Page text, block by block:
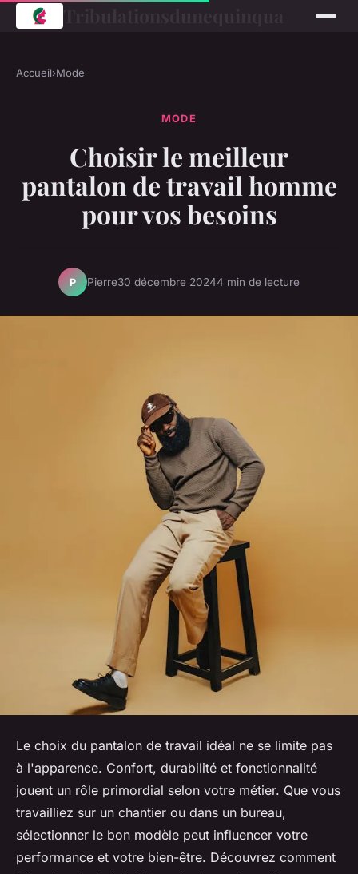
Accueil›Mode
MODE
Choisir le meilleur
pantalon de travail homme
pour vos besoins
P Pierre30 décembre 20244 min de lecture
Le choix du pantalon de travail idéal ne se limite pas
à l'apparence. Confort, durabilité et fonctionnalité
jouent un rôle primordial selon votre métier. Que vous
travailliez sur un chantier ou dans un bureau,
sélectionner le bon modèle peut influencer votre
performance et votre bien-être. Découvrez comment